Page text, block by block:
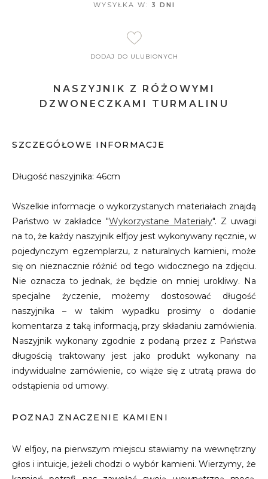
WYSYŁKA W: 3 DNI
DODAJ DO ULUBIONYCH
NASZYJNIK Z RÓŻOWYMI
DZWONECZKAMI TURMALINU
SZCZEGÓŁOWE INFORMACJE
Długość naszyjnika: 46cm
Wszelkie informacje o wykorzystanych materiałach znajdą
Państwo w zakładce "Wykorzystane Materiały". Z uwagi
na to, że każdy naszyjnik elfjoy jest wykonywany ręcznie, w
pojedynczym egzemplarzu, z naturalnych kamieni, może
się on nieznacznie różnić od tego widocznego na zdjęciu.
Nie oznacza to jednak, że będzie on mniej urokliwy. Na
specjalne życzenie, możemy dostosować długość
naszyjnika – w takim wypadku prosimy o dodanie
komentarza z taką informacją, przy składaniu zamówienia.
Naszyjnik wykonany zgodnie z podaną przez z Państwa
długością traktowany jest jako produkt wykonany na
indywidualne zamówienie, co wiąże się z utratą prawa do
odstąpienia od umowy.
POZNAJ ZNACZENIE KAMIENI
W elfjoy, na pierwszym miejscu stawiamy na wewnętrzny
głos i intuicje, jeżeli chodzi o wybór kamieni. Wierzymy, że